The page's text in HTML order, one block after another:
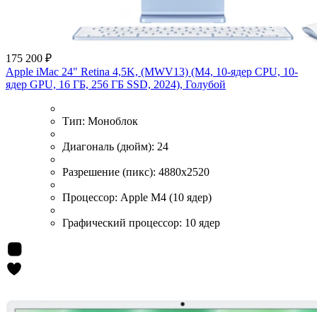
175 200 ₽
Apple iMac 24" Retina 4,5K, (MWV13) (M4, 10-ядер CPU, 10-
ядер GPU, 16 ГБ, 256 ГБ SSD, 2024), Голубой
Тип: Моноблок
Диагональ (дюйм): 24
Разрешение (пикс): 4880x2520
Процессор: Apple M4 (10 ядер)
Графический процессор: 10 ядер